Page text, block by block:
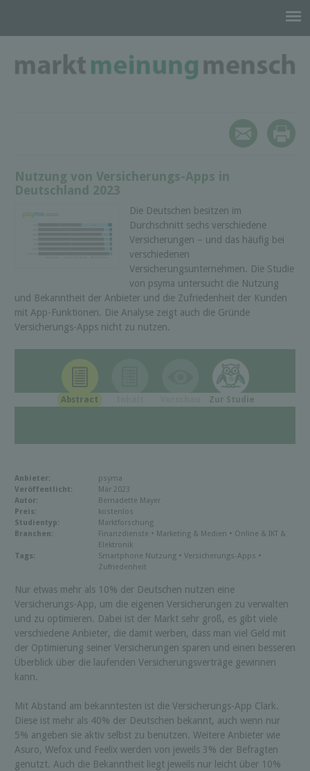
Nutzung von Versicherungs-Apps in
Deutschland 2023
Die Deutschen besitzen im
Durchschnitt sechs verschiedene
Versicherungen – und das häufig bei
verschiedenen
Versicherungsunternehmen. Die Studie
von psyma untersucht die Nutzung
und Bekanntheit der Anbieter und die Zufriedenheit der Kunden
mit App-Funktionen. Die Analyse zeigt auch die Gründe
Versicherungs-Apps nicht zu nutzen.
Abstract Zur Studie
Anbieter:
psyma
Veröffentlicht:
Mär 2023
Autor:
Bernadette Mayer
Preis:
kostenlos
Studientyp:
Marktforschung
Branchen:
Finanzdienste • Marketing & Medien • Online & IKT &
Elektronik
Tags:
Smartphone Nutzung • Versicherungs-Apps •
Zufriedenheit
Nur etwas mehr als 10% der Deutschen nutzen eine
Versicherungs-App, um die eigenen Versicherungen zu verwalten
und zu optimieren. Dabei ist der Markt sehr groß, es gibt viele
verschiedene Anbieter, die damit werben, dass man viel Geld mit
der Optimierung seiner Versicherungen sparen und einen besseren
Überblick über die laufenden Versicherungsverträge gewinnen
kann.
Mit Abstand am bekanntesten ist die Versicherungs-App Clark.
Diese ist mehr als 40% der Deutschen bekannt, auch wenn nur
5% angeben sie aktiv selbst zu benutzen. Weitere Anbieter wie
Asuro, Wefox und Feelix werden von jeweils 3% der Befragten
genutzt. Auch die Bekanntheit liegt jeweils nur leicht über 10%